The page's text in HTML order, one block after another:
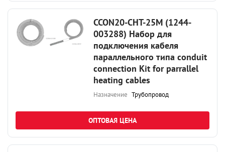
CCON20-CHT-25M (1244-
003288) Набор для
подключения кабеля
параллельного типа conduit
connection Kit for parrallel
heating cables
Назначение Трубопровод
ОПТОВАЯ ЦЕНА